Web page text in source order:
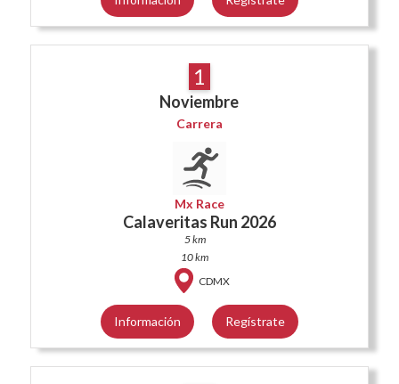
1
Noviembre
Carrera
Mx Race
Calaveritas Run 2026
5 km
10 km
CDMX
Información Regístrate